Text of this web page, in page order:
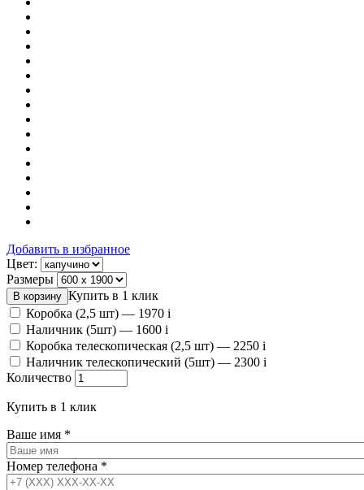
Добавить в избранное
Цвет:
Размеры
Купить в 1 клик
Коробка (2,5 шт) — 1970 i
Наличник (5шт) — 1600 i
Коробка телескопическая (2,5 шт) — 2250 i
Наличник телескопический (5шт) — 2300 i
Количество
Купить в 1 клик
Ваше имя *
Номер телефона *